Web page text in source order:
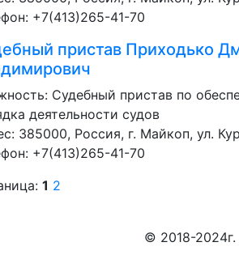
+7(413)265-41-70
пристав Приходько
Судебный пристав по
деятельности судов
385000, Россия, г. Майкоп, ул.
+7(413)265-41-70
1 2
© 2018-